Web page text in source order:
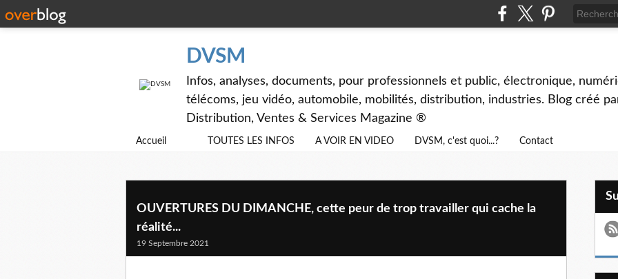
DVSM
Infos, analyses, documents, pour professionnels et public, électronique,
télécoms, jeu vidéo, automobile, mobilités, distribution, industries. Blog créé
Distribution, Ventes & Services Magazine ®
Accueil TOUTES LES INFOS A VOIR EN VIDEO DVSM, c'est quoi...? Contact
OUVERTURES DU DIMANCHE, cette peur de trop travailler qui cache la
réalité...
19 Septembre 2021